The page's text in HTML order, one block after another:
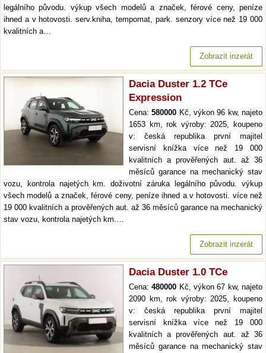
legálního původu. výkup všech modelů a značek, férové ceny, peníze
ihned a v hotovosti. serv.kniha, tempomat, park. senzory více než 19 000
kvalitních a…
Zobrazit inzerát
Dacia Duster 1.2 TCe
Expression
Cena:580000 Kč, výkon 96 kw, najeto
1653 km, rok výroby: 2025, koupeno
v: česká republika první majitel
servisní knížka více než 19 000
kvalitních a prověřených aut. až 36
měsíců garance na mechanický stav
vozu, kontrola najetých km. doživotní záruka legálního původu. výkup
všech modelů a značek, férové ceny, peníze ihned a v hotovosti. více než
19 000 kvalitních a prověřených aut. až 36 měsíců garance na mechanický
stav vozu, kontrola najetých km.…
Zobrazit inzerát
Dacia Duster 1.0 TCe
Cena:480000 Kč, výkon 67 kw, najeto
2090 km, rok výroby: 2025, koupeno
v: česká republika první majitel
servisní knížka více než 19 000
kvalitních a prověřených aut. až 36
měsíců garance na mechanický stav